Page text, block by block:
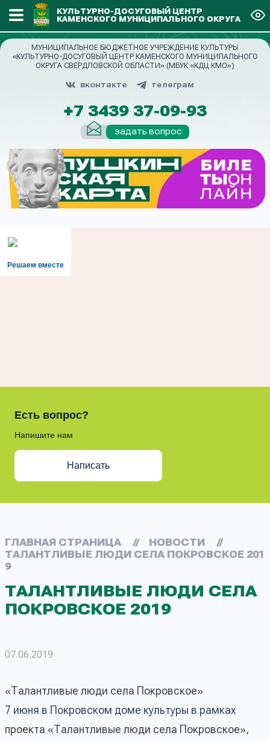
КУЛЬТУРНО-ДОСУГОВЫЙ ЦЕНТР
КАМЕНСКОГО МУНИЦИПАЛЬНОГО ОКРУГА
МУНИЦИПАЛЬНОЕ БЮДЖЕТНОЕ УЧРЕЖДЕНИЕ КУЛЬТУРЫ
«КУЛЬТУРНО-ДОСУГОВЫЙ ЦЕНТР КАМЕНСКОГО МУНИЦИПАЛЬНОГО
ОКРУГА СВЕРДЛОВСКОЙ ОБЛАСТИ» (МБУК «КДЦ КМО»)
вконтакте телеграм
+7 3439 37-09-93
задать вопрос
Решаем вместе
Есть вопрос?
Напишите нам
Написать
ГЛАВНАЯ СТРАНИЦА // НОВОСТИ
//
ТАЛАНТЛИВЫЕ ЛЮДИ СЕЛА ПОКРОВСКОЕ 201
9
ТАЛАНТЛИВЫЕ ЛЮДИ СЕЛА
ПОКРОВСКОЕ 2019
07.06.2019
«Талантливые люди села Покровское»
7 июня в Покровском доме культуры в рамках
проекта «Талантливые люди села Покровское»,